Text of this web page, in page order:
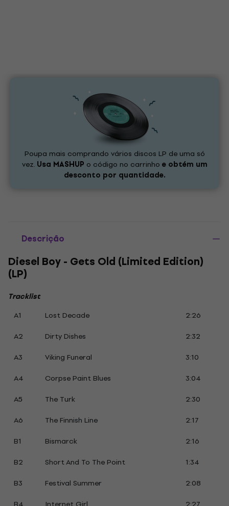
Poupa mais comprando vários discos LP de uma só
vez. Usa MASHUP o código no carrinho e obtém um
desconto por quantidade.
Descrição
Diesel Boy - Gets Old (Limited Edition)
(LP)
Tracklist
A1
Lost Decade
2:26
A2
Dirty Dishes
2:32
A3
Viking Funeral
3:10
A4
Corpse Paint Blues
3:04
A5
The Turk
2:30
A6
The Finnish Line
2:17
B1
Bismarck
2:16
B2
Short And To The Point
1:34
B3
Festival Summer
2:08